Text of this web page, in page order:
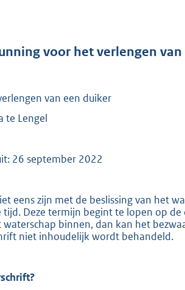
d
:
2
0
voor het verlengen
van een duiker
te Lengel
26 september 2022
eens zijn met de beslissing van het
tijd. Deze termijn begint te lopen op
binnen, dan kan het
niet inhoudelijk wordt behandeld.